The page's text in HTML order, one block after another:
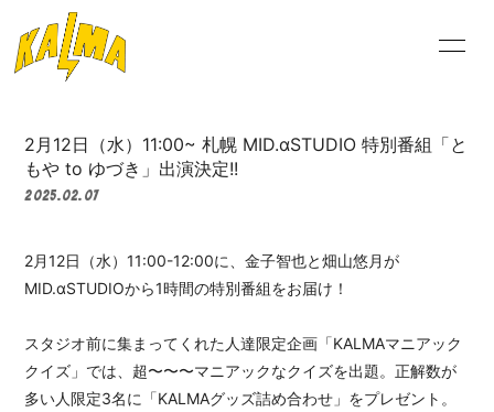
S
ログイン
2月12日（水）11:00~ 札幌 MID.αSTUDIO 特別番組「と
もや to ゆづき」出演決定!!
2025.02.07
2月12日（水）11:00-12:00に、金子智也と畑山悠月が
MID.αSTUDIOから1時間の特別番組をお届け！
スタジオ前に集まってくれた人達限定企画「KALMAマニアック
クイズ」では、超〜〜〜マニアックなクイズを出題。正解数が
多い人限定3名に「KALMAグッズ詰め合わせ」をプレゼント。